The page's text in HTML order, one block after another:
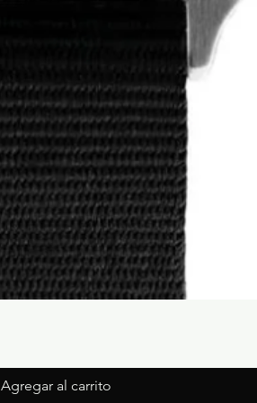
Agregar al carrito